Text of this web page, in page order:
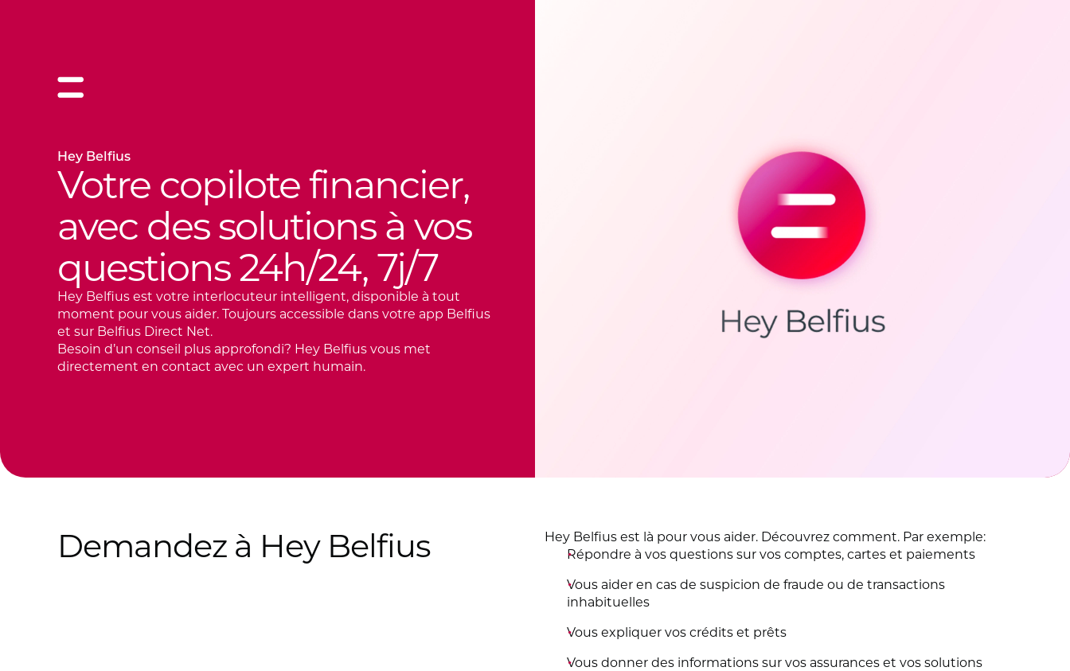
Hey Belfius
Votre copilote financier,
avec des solutions à vos
questions 24h/24, 7j/7
Hey Belfius est votre interlocuteur intelligent, disponible à tout
moment pour vous aider. Toujours accessible dans votre app Belfius
et sur Belfius Direct Net.
Besoin d’un conseil plus approfondi? Hey Belfius vous met
directement en contact avec un expert humain.
Demandez à Hey Belfius
Hey Belfius est là pour vous aider. Découvrez comment. Par exemple:
Répondre à vos questions sur vos comptes, cartes et paiements
Vous aider en cas de suspicion de fraude ou de transactions
inhabituelles
Vous expliquer vos crédits et prêts
Vous donner des informations sur vos assurances et vos solutions